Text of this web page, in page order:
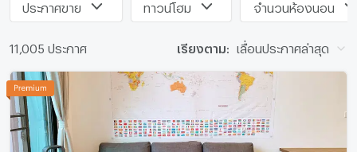
ประกาศขาย ทาวน์โฮม จำนวนห้องนอน
11,005 ประกาศ เรียงตาม: เลื่อนประกาศล่าสุด